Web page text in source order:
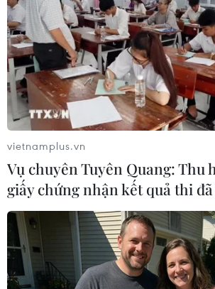
Israel và Liban không đạt tiến triển
trong ngày đàm phán đầu tiên
05/08/2026 15:01
Xung đột tại Trung Đông: Tàu hàng
Ấn Độ bị đánh chìm trên Biển Đỏ
05/08/2026 04:40
Israel phát triển xét nghiệm máu
giản giúp phát hiện sớm ung thư
phổi
vietnamplus.vn
Vụ chuyên Tuyên Quang: Thu
giấy chứng nhận kết quả thi